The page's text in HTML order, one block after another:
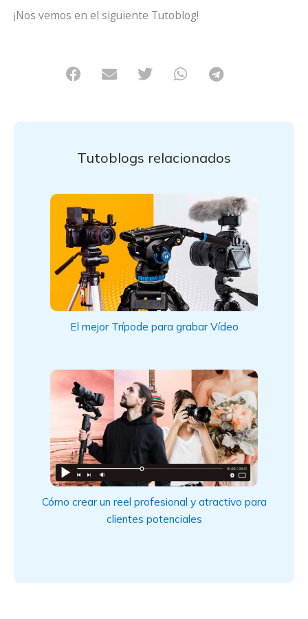
¡Nos vemos en el siguiente Tutoblog!
Tutoblogs relacionados
El mejor Trípode para grabar Vídeo
Cómo crear un reel profesional y atractivo para
clientes potenciales